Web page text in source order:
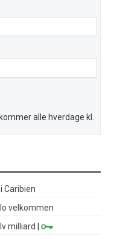
alle hverdage kl.
Caribien
velkommen
milliard
|